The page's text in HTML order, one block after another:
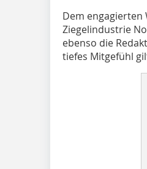
Dem engagierten
Ziegelindustrie
ebenso die
tiefes Mitgefühl